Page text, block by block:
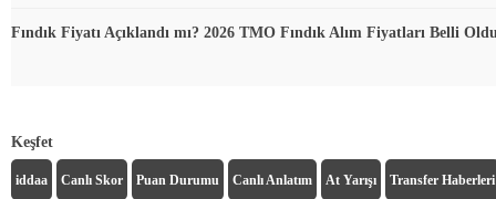
Fındık Fiyatı Açıklandı mı? 2026 TMO Fındık Alım Fiyatları Belli
Keşfet
iddaa Canlı Skor Puan Durumu Canlı Anlatım At Yarışı Transfer Haberleri